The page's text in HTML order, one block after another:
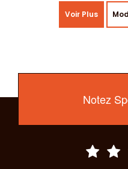
Voir Plus
Notez